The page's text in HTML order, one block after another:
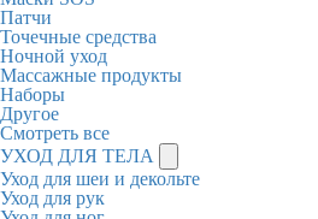
Патчи
Точечные средства
Ночной уход
Массажные продукты
Наборы
Другое
Смотреть все
УХОД ДЛЯ ТЕЛА
Уход для шеи и декольте
Уход для рук